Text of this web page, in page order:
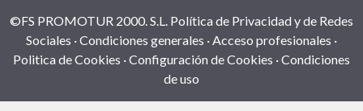
©FS PROMOTUR 2000. S.L. Política de Privacidad y de Redes
Sociales Condiciones generales Acceso profesionales
Politica de Cookies Configuración de Cookies Condiciones
de uso